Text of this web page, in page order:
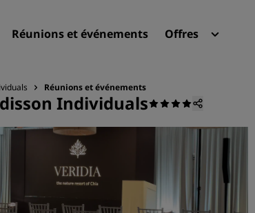
Réunions et événements Offres
Trouvez votre hôtel
Appartements hôteliers
Hôtels d'aéroport
Réunions et événements
Individuals